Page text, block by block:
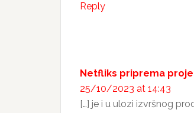
Reply
Netfliks priprema
25/10/2023 at 14:43
[…] je i u ulozi izvršnog